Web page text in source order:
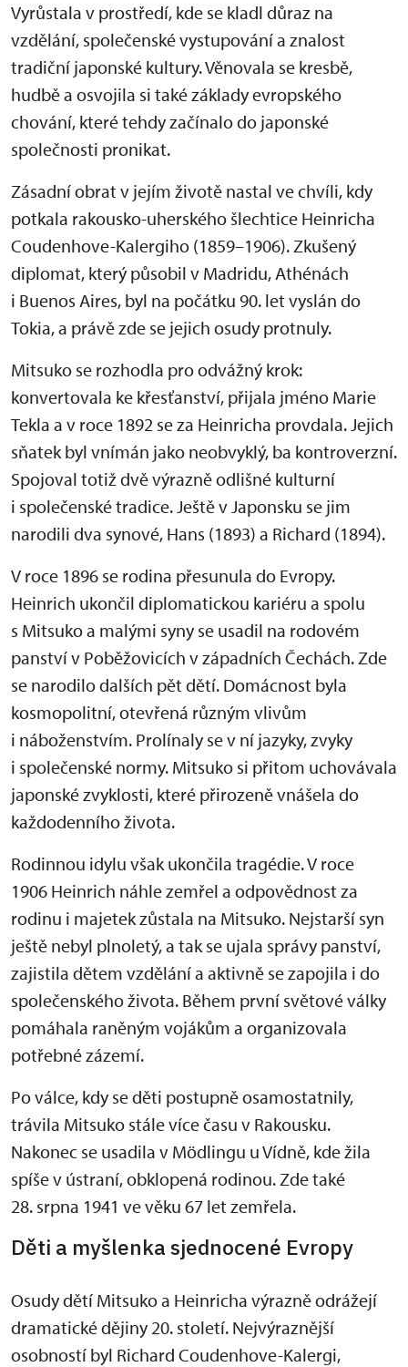
Vyrůstala v prostředí, kde se kladl důraz na
vzdělání, společenské vystupování a znalost
tradiční japonské kultury. Věnovala se kresbě,
hudbě a osvojila si také základy evropského
chování, které tehdy začínalo do japonské
společnosti pronikat.
Zásadní obrat v jejím životě nastal ve chvíli, kdy
potkala rakousko-uherského šlechtice Heinricha
Coudenhove-Kalergiho (1859–1906). Zkušený
diplomat, který působil v Madridu, Athénách
i Buenos Aires, byl na počátku 90. let vyslán do
Tokia, a právě zde se jejich osudy protnuly.
Mitsuko se rozhodla pro odvážný krok:
konvertovala ke křesťanství, přijala jméno Marie
Tekla a v roce 1892 se za Heinricha provdala. Jejich
sňatek byl vnímán jako neobvyklý, ba kontroverzní.
Spojoval totiž dvě výrazně odlišné kulturní
i společenské tradice. Ještě v Japonsku se jim
narodili dva synové, Hans (1893) a Richard (1894).
V roce 1896 se rodina přesunula do Evropy.
Heinrich ukončil diplomatickou kariéru a spolu
s Mitsuko a malými syny se usadil na rodovém
panství v Poběžovicích v západních Čechách. Zde
se narodilo dalších pět dětí. Domácnost byla
kosmopolitní, otevřená různým vlivům
i náboženstvím. Prolínaly se v ní jazyky, zvyky
i společenské normy. Mitsuko si přitom uchovávala
japonské zvyklosti, které přirozeně vnášela do
každodenního života.
Rodinnou idylu však ukončila tragédie. V roce
1906 Heinrich náhle zemřel a odpovědnost za
rodinu i majetek zůstala na Mitsuko. Nejstarší syn
ještě nebyl plnoletý, a tak se ujala správy panství,
zajistila dětem vzdělání a aktivně se zapojila i do
společenského života. Během první světové války
pomáhala raněným vojákům a organizovala
potřebné zázemí.
Po válce, kdy se děti postupně osamostatnily,
trávila Mitsuko stále více času v Rakousku.
Nakonec se usadila v Mödlingu u Vídně, kde žila
spíše v ústraní, obklopená rodinou. Zde také
28. srpna 1941 ve věku 67 let zemřela.
Děti a myšlenka sjednocené Evropy
Osudy dětí Mitsuko a Heinricha výrazně odrážejí
dramatické dějiny 20. století. Nejvýraznější
osobností byl Richard Coudenhove-Kalergi,